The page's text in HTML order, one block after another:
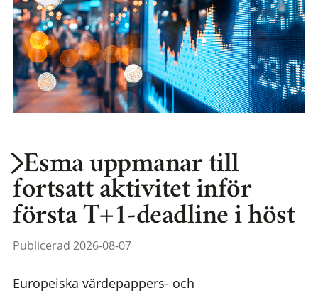
Esma uppmanar till
fortsatt aktivitet inför
första T+1-deadline i höst
Publicerad 2026-08-07
Europeiska värdepappers- och